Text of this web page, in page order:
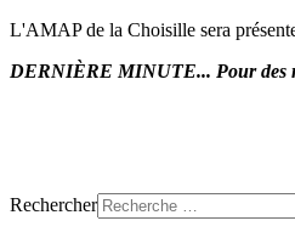
L'AMAP de la Choisille sera
DERNIÈRE MINUTE... Pour des
Rechercher